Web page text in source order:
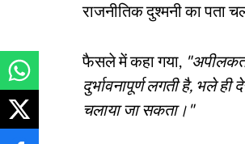
राजनीतिक दुश्मनी का पता
फैसले में कहा गया,
दुर्भावनापूर्ण लगती है, भले
चलाया जा सकता।"